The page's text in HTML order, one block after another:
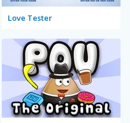
Love Tester